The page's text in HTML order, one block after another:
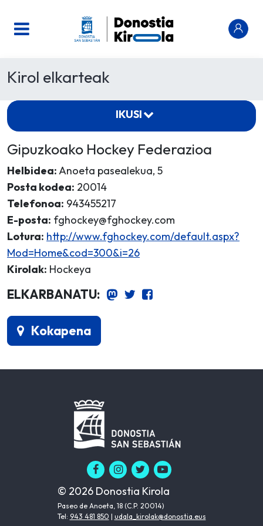
Kirol elkarteak
Gipuzkoako Hockey Federazioa
Helbidea:Anoeta pasealekua, 5
Posta kodea: 20014
Telefonoa: 943455217
E-posta: fghockey@fghockey.com
Lotura: http://www.fghockey.com/default.aspx?
Mod=Home&cod=300&i=26
Kirolak: Hockeya
ELKARBANATU:
Kokapena
IKUSI
© 2026 Donostia Kirola
Paseo de Anoeta, 18 (C.P. 20014)
Tel: 943 481 850 | udala_kirolak@donostia.eus